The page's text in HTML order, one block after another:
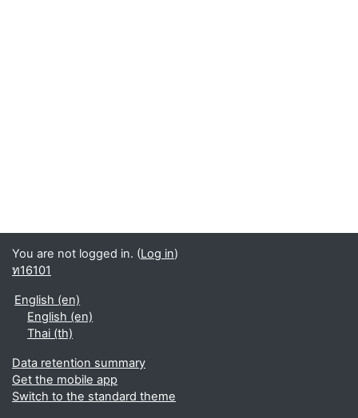
You are not logged in. (Log in)
ท16101
English ‎(en)‎
English ‎(en)‎
Thai ‎(th)‎
Data retention summary
Get the mobile app
Switch to the standard theme